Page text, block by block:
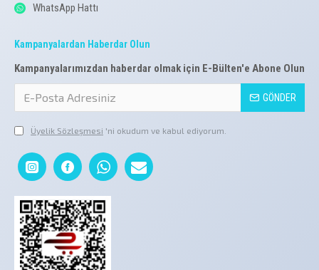
WhatsApp Hattı
Kampanyalardan Haberdar Olun
Kampanyalarımızdan haberdar olmak için E-Bülten'e Abone Olun
GÖNDER
Üyelik Sözleşmesi 'ni okudum ve kabul ediyorum.